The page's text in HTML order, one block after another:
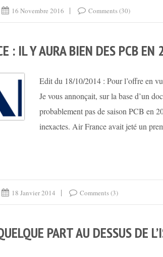
16 Novembre 2016 Comments (30)
: IL Y AURA BIEN DES PCB EN
Edit du 18/10/2014 : Pour l’offre en
Je vous annonçait, sur la base d’un
probablement pas de saison PCB en
inexactes. Air France avait jeté un
18 Janvier 2014 Comments (3)
PART AU DESSUS DE